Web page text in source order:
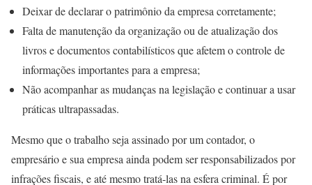
Deixar de declarar o patrimônio da empresa corretamente;
Falta de manutenção da organização ou de atualização dos
livros e documentos contabilísticos que afetem o controle de
informações importantes para a empresa;
Não acompanhar as mudanças na legislação e continuar a usar
práticas ultrapassadas.
Mesmo que o trabalho seja assinado por um contador, o
empresário e sua empresa ainda podem ser responsabilizados por
infrações fiscais, e até mesmo tratá-las na esfera criminal. É por